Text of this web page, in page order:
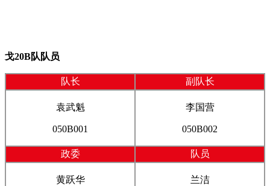
戈20B队队员
队长 副队长
袁武魁
050B001
李国营
050B002
政委 队员
黄跃华 兰洁